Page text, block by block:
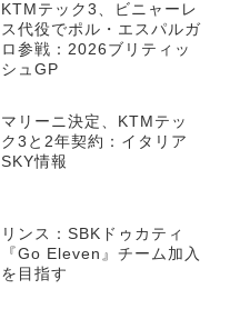
KTMテック3、ビニャーレ
ス代役でポル・エスパルガ
ロ参戦：2026ブリティッ
シュGP
マリーニ決定、KTMテッ
ク3と2年契約：イタリア
SKY情報
リンス：SBKドゥカティ
『Go Eleven』チーム加入
を目指す